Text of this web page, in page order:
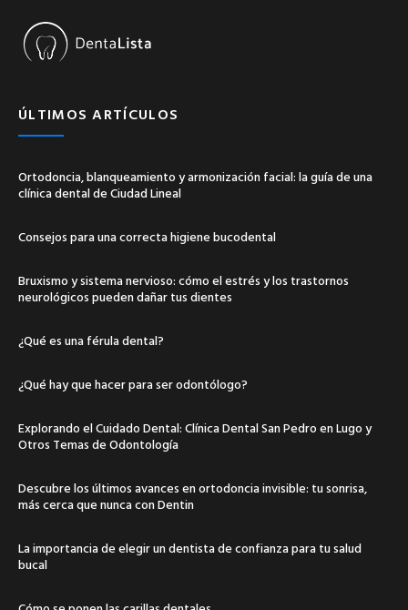
ÚLTIMOS ARTÍCULOS
Ortodoncia, blanqueamiento y armonización facial: la guía de una
clínica dental de Ciudad Lineal
Consejos para una correcta higiene bucodental
Bruxismo y sistema nervioso: cómo el estrés y los trastornos
neurológicos pueden dañar tus dientes
¿Qué es una férula dental?
¿Qué hay que hacer para ser odontólogo?
Explorando el Cuidado Dental: Clínica Dental San Pedro en Lugo y
Otros Temas de Odontología
Descubre los últimos avances en ortodoncia invisible: tu sonrisa,
más cerca que nunca con Dentin
La importancia de elegir un dentista de confianza para tu salud
bucal